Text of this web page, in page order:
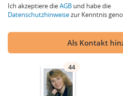
Ich akzeptiere dieAGB und habe die
Datenschutzhinweisezur Kenntnis
Als Kontakt
44